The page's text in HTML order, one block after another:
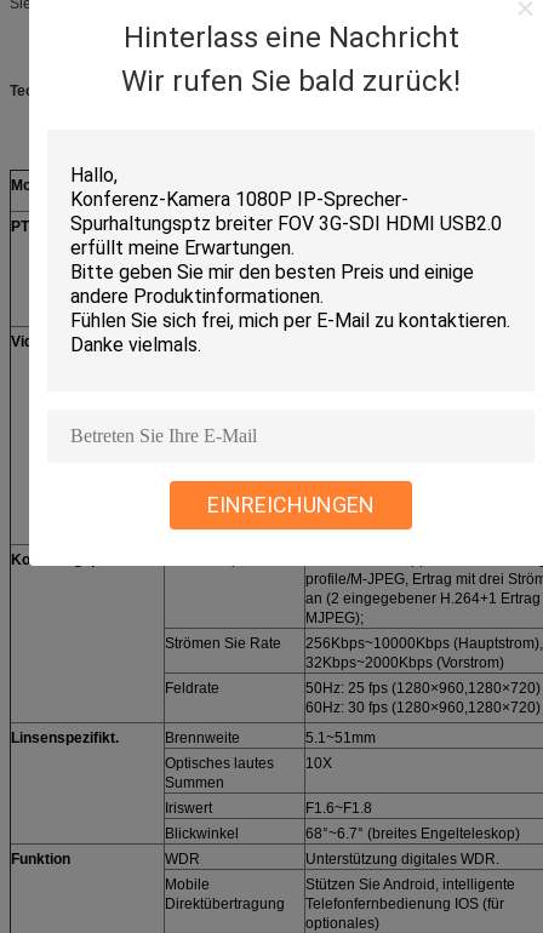
Hinterlass eine Nachricht
Wir rufen Sie bald zurück!
EINREICHUNGEN
Sie den Freizustand, nachdem die Stromversorgung einschaltet gewesen ist)
Technische Spezifikation
Modell nein.
PTZ-Parameter Ir-Abstand
60m
Pan-Strecke &speed
der Wanne 360°endless
Neigungsstrecke u. -
geschwindigkeit
0° - 90°tilt Strecke, Selbstleichter
Geschwindigkeit 5°-17°/S
Videoparameter
Bild-Sensor
Modus); 0 Lux (IR-Nacht an)
Elektronischer
Verschluss
1/2 | 1/20,000s, stützen langsamen
Fensterladen
Kodierungsparameter
profile/M-JPEG, Ertrag mit drei
an (2 eingegebener H.264+1 Ertrag
MJPEG);
Strömen Sie Rate
256Kbps~10000Kbps (Hauptstrom),
32Kbps~2000Kbps (Vorstrom)
Feldrate
50Hz: 25 fps (1280×960,1280×720)
60Hz: 30 fps (1280×960,1280×720)
Linsenspezifikt.
Brennweite
5.1~51mm
Optisches lautes
Summen
10X
Iriswert
F1.6~F1.8
Blickwinkel
68°~6.7° (breites Engelteleskop)
Funktion
WDR
Unterstützung digitales WDR.
Mobile
Direktübertragung
Stützen Sie Android, intelligente
Telefonfernbedienung IOS (für
optionales)